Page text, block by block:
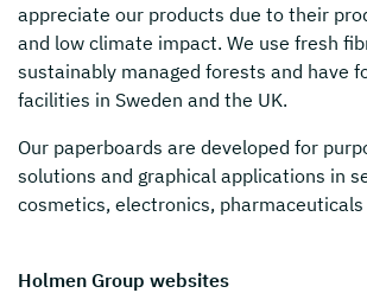
appreciate our products due to their
and low climate impact. We use fresh
sustainably managed forests and have
facilities in Sweden and the UK.
Our paperboards are developed for
solutions and graphical applications in
cosmetics, electronics, pharmaceuticals
Holmen Group websites